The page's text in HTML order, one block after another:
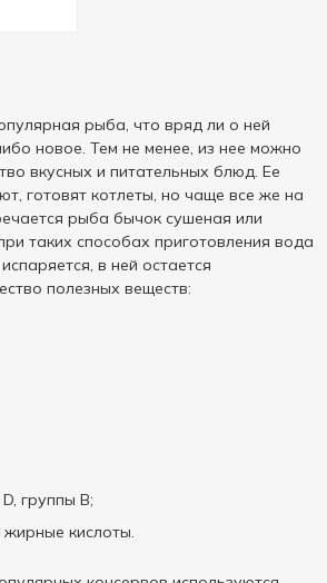
рыба, что вряд ли о ней
новое. Тем не менее, из нее можно
вкусных и питательных блюд. Ее
готовят котлеты, но чаще все же на
рыба бычок сушеная или
таких способах приготовления вода
в ней остается
полезных веществ:
группы В;
кислоты.